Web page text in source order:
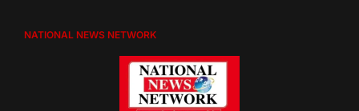
NATIONAL NEWS NETWORK